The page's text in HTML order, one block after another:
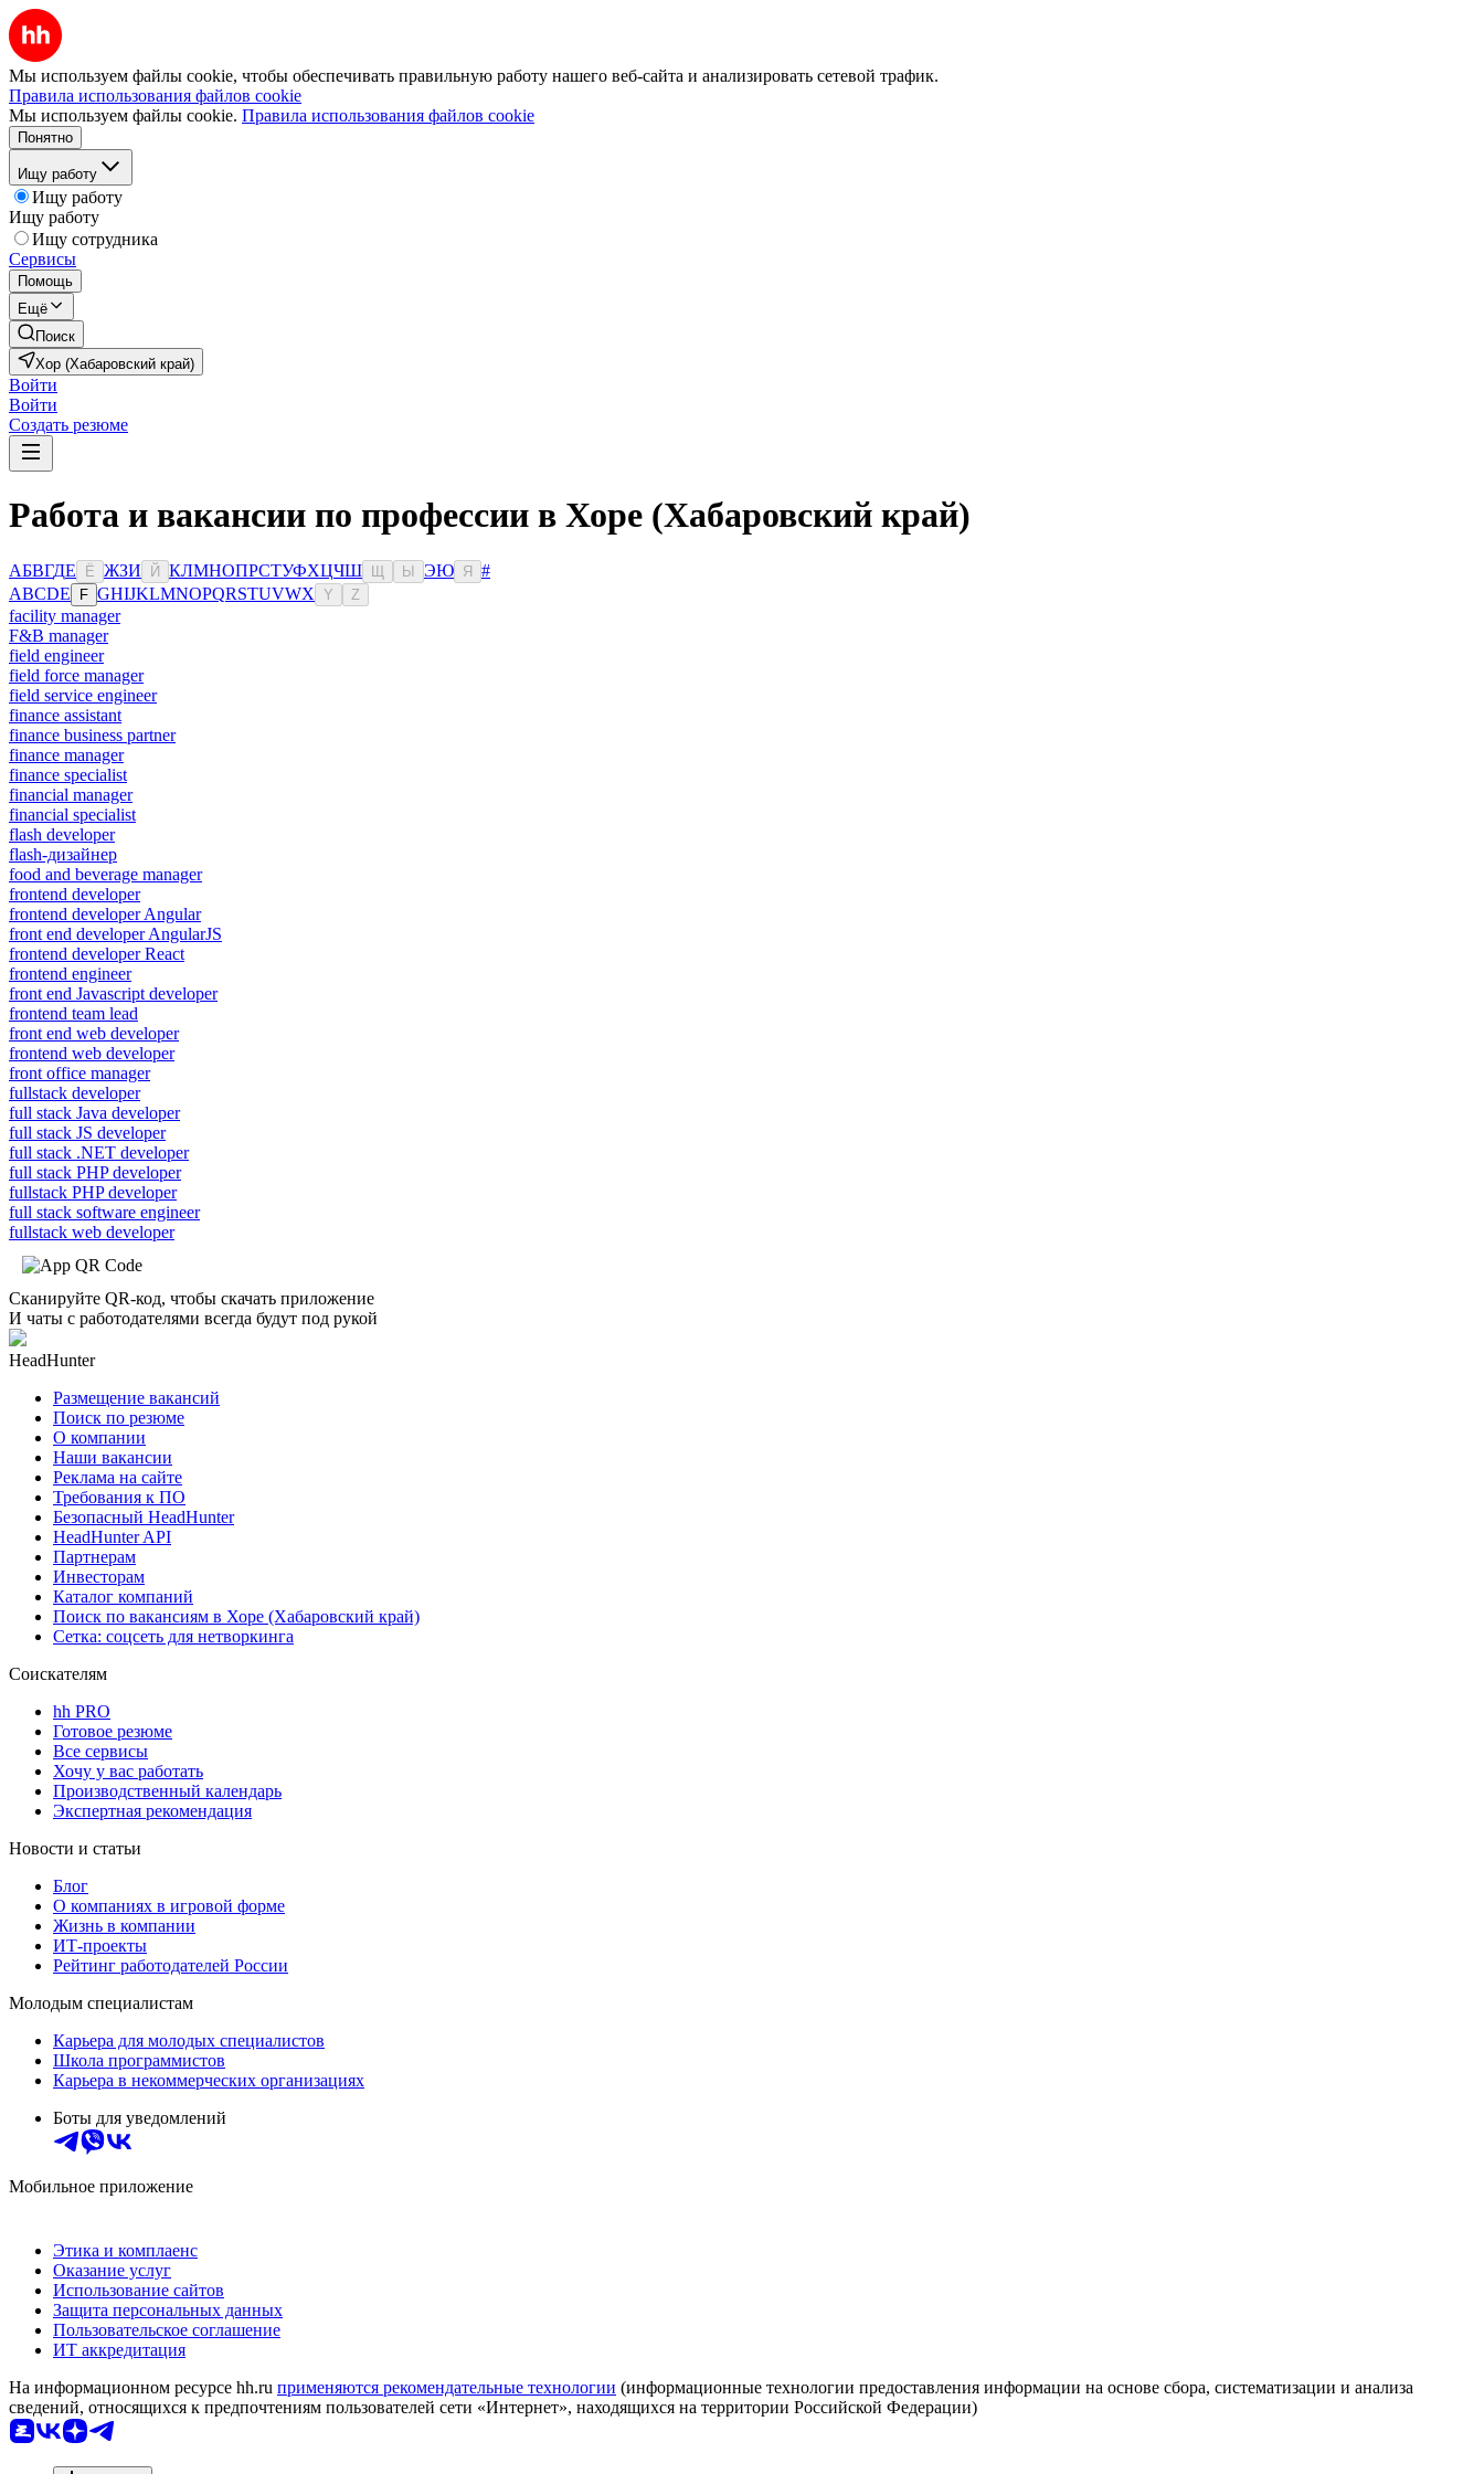
Мы используем файлы cookie, чтобы обеспечивать правильную работу нашего веб-сайта и анализировать сетевой трафик.
Правила использования файлов cookie
Мы используем файлы cookie. Правила использования файлов cookie
Понятно
Ищу работу
Ищу работу
Ищу работу
Ищу сотрудника
Сервисы
Помощь
Ещё
Поиск
Хор (Хабаровский край)
Войти
Войти
Создать резюме
Работа и вакансии по профессии в Хоре (Хабаровский край)
АБВГДЕ Ё ЖЗИ Й КЛМНОПРСТУФХЦЧШ Ы ЭЮ Я
#
ABCDE F GHIJKLMNOPQRSTUVWX Y Z
facility manager
F&B manager
field engineer
field force manager
field service engineer
finance assistant
finance business partner
finance manager
finance specialist
financial manager
financial specialist
flash developer
flash-дизайнер
food and beverage manager
frontend developer
frontend developer Angular
front end developer AngularJS
frontend developer React
frontend engineer
front end Javascript developer
frontend team lead
front end web developer
frontend web developer
front office manager
fullstack developer
full stack Java developer
full stack JS developer
full stack .NET developer
full stack PHP developer
fullstack PHP developer
full stack software engineer
fullstack web developer
Сканируйте QR-код, чтобы скачать приложение
И чаты с работодателями всегда будут под рукой
HeadHunter
Размещение вакансий
Поиск по резюме
О компании
Наши вакансии
Реклама на сайте
Требования к ПО
Безопасный HeadHunter
HeadHunter API
Партнерам
Инвесторам
Каталог компаний
Поиск по вакансиям в Хоре (Хабаровский край)
Сетка: соцсеть для нетворкинга
Соискателям
hh PRO
Готовое резюме
Все сервисы
Хочу у вас работать
Производственный календарь
Экспертная рекомендация
Новости и статьи
Блог
О компаниях в игровой форме
Жизнь в компании
ИТ-проекты
Рейтинг работодателей России
Молодым специалистам
Карьера для молодых специалистов
Школа программистов
Карьера в некоммерческих организациях
Боты для уведомлений
Мобильное приложение
Этика и комплаенс
Оказание услуг
Использование сайтов
Защита персональных данных
Пользовательское соглашение
ИТ аккредитация
На информационном ресурсе hh.ru применяются рекомендательные технологии (информационные технологии предоставления информации на основе сбора, систематизации и анализа
сведений, относящихся к предпочтениям пользователей сети «Интернет», находящихся на территории Российской Федерации)